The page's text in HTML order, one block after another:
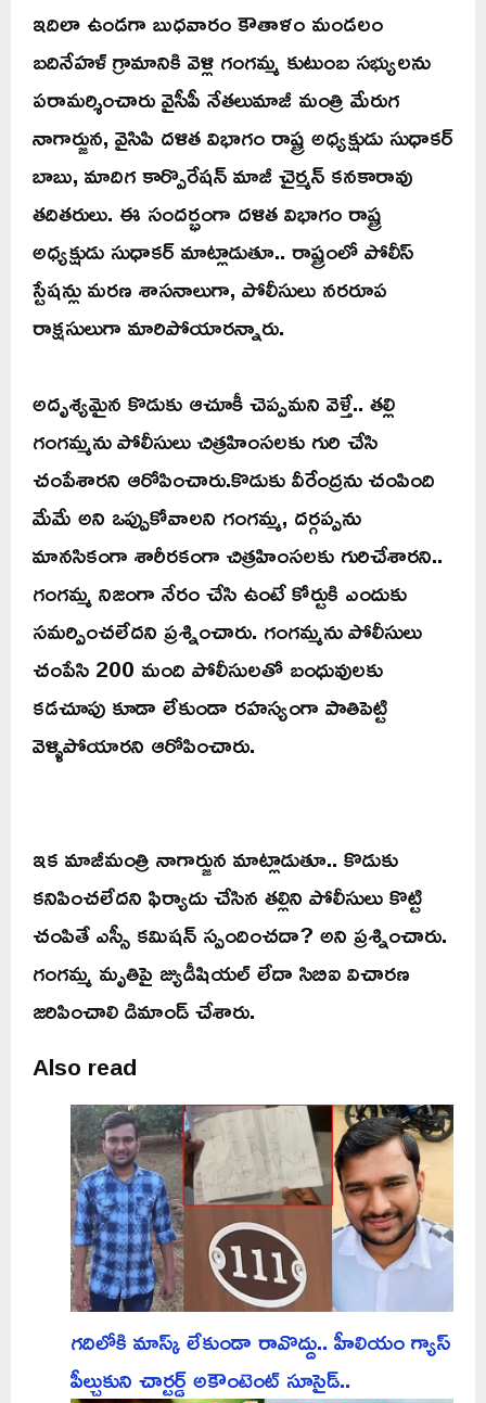
ఇదిలా ఉండగా బుధవారం కౌతాళం మండలం
బదినేహళ్ గ్రామానికి వెళ్లి గంగమ్మ కుటుంబ సభ్యులను
పరామర్శించారు వైసీపీ నేతలుమాజీ మంత్రి మేరుగ
నాగార్జున, వైసిపి దళిత విభాగం రాష్ట్ర అధ్యక్షుడు సుధాకర్
బాబు, మాదిగ కార్పొరేషన్ మాజీ చైర్మన్ కనకారావు
తదితరులు. ఈ సందర్భంగా దళిత విభాగం రాష్ట్ర
అధ్యక్షుడు సుధాకర్ మాట్లాడుతూ.. రాష్ట్రంలో పోలీస్
స్టేషన్లు మరణ శాసనాలుగా, పోలీసులు నరరూప
రాక్షసులుగా మారిపోయారన్నారు.
అదృశ్యమైన కొడుకు ఆచూకీ చెప్పమని వెళ్తే.. తల్లి
గంగమ్మను పోలీసులు చిత్రహింసలకు గురి చేసి
చంపేశారని ఆరోపించారు.కొడుకు వీరేంద్రను చంపింది
మేమే అని ఒప్పుకోవాలని గంగమ్మ, దర్గప్పను
మానసికంగా శారీరకంగా చిత్రహింసలకు గురిచేశారని..
గంగమ్మ నిజంగా నేరం చేసి ఉంటే కోర్టుకి ఎందుకు
సమర్పించలేదని ప్రశ్నించారు. గంగమ్మను పోలీసులు
చంపేసి 200 మంది పోలీసులతో బంధువులకు
కడచూపు కూడా లేకుండా రహస్యంగా పాతిపెట్టి
వెళ్ళిపోయారని ఆరోపించారు.
ఇక మాజీమంత్రి నాగార్జున మాట్లాడుతూ.. కొడుకు
కనిపించలేదని ఫిర్యాదు చేసిన తల్లిని పోలీసులు కొట్టి
చంపితే ఎస్సీ కమిషన్ స్పందించదా? అని ప్రశ్నించారు.
గంగమ్మ మృతిపై జ్యుడీషియల్ లేదా సిబిఐ విచారణ
జరిపించాలి డిమాండ్ చేశారు.
Also read
గదిలోకి మాస్క్ లేకుండా రావొద్దు.. హీలియం గ్యాస్
పీల్చుకుని చార్టర్డ్ అకౌంటెంట్ సూసైడ్..